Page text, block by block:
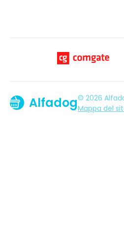
Alfadog© 2026
Mappa del